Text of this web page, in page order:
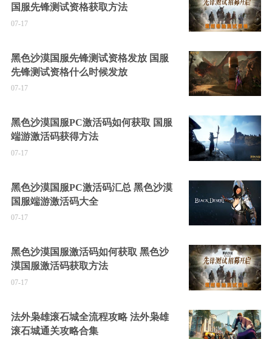
国服先锋测试资格获取方法
07-17
黑色沙漠国服先锋测试资格发放 国服
先锋测试资格什么时候发放
07-17
黑色沙漠国服PC激活码如何获取 国服
端游激活码获得方法
07-17
黑色沙漠国服PC激活码汇总 黑色沙漠
国服端游激活码大全
07-17
黑色沙漠国服激活码如何获取 黑色沙
漠国服激活码获取方法
07-17
法外枭雄滚石城全流程攻略 法外枭雄
滚石城通关攻略合集